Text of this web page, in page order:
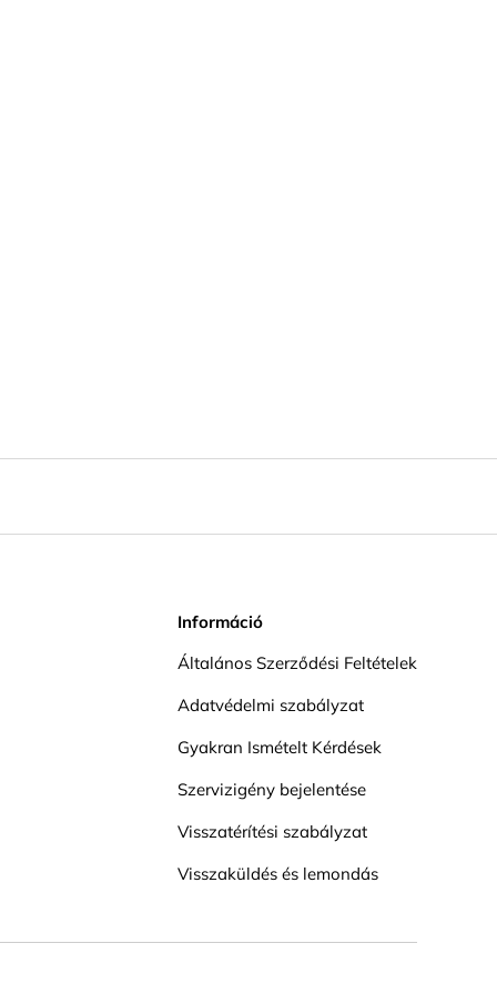
Információ
Általános Szerződési Feltételek
Adatvédelmi szabályzat
Gyakran Ismételt Kérdések
Szervizigény bejelentése
Visszatérítési szabályzat
Visszaküldés és lemondás